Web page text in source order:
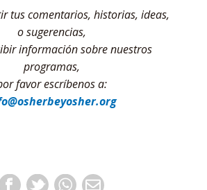
tus comentarios, historias, ideas,
o sugerencias,
información sobre nuestros
programas,
favor escríbenos a: